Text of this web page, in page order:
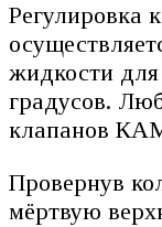
Регулировка
жидкости
градусов.
клапанов
Провернув
мёртвую